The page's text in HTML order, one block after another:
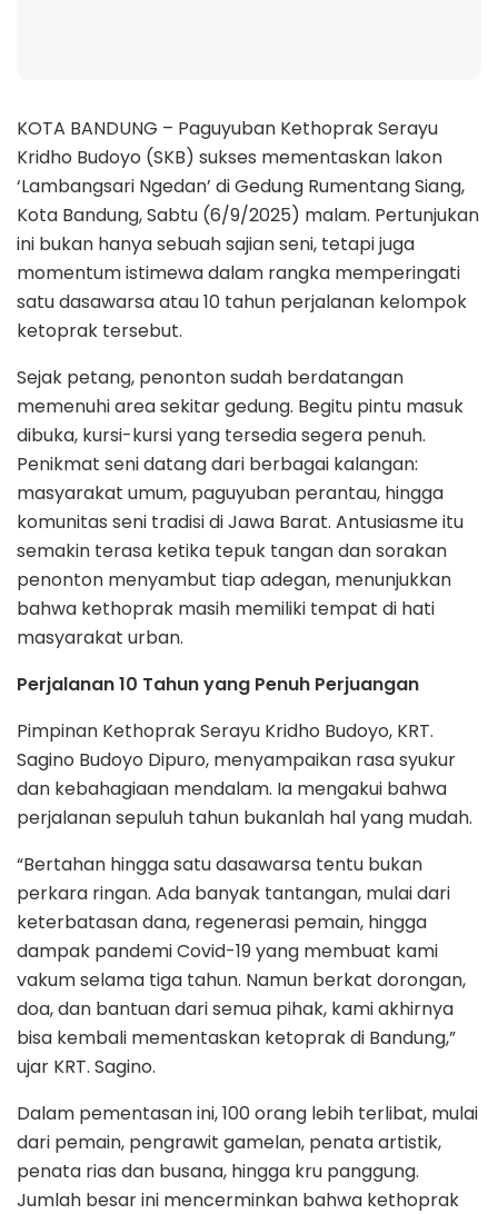
KOTA BANDUNG – Paguyuban Kethoprak Serayu
Kridho Budoyo (SKB) sukses mementaskan lakon
‘Lambangsari Ngedan’ di Gedung Rumentang Siang,
Kota Bandung, Sabtu (6/9/2025) malam. Pertunjukan
ini bukan hanya sebuah sajian seni, tetapi juga
momentum istimewa dalam rangka memperingati
satu dasawarsa atau 10 tahun perjalanan kelompok
ketoprak tersebut.
Sejak petang, penonton sudah berdatangan
memenuhi area sekitar gedung. Begitu pintu masuk
dibuka, kursi-kursi yang tersedia segera penuh.
Penikmat seni datang dari berbagai kalangan:
masyarakat umum, paguyuban perantau, hingga
komunitas seni tradisi di Jawa Barat. Antusiasme itu
semakin terasa ketika tepuk tangan dan sorakan
penonton menyambut tiap adegan, menunjukkan
bahwa kethoprak masih memiliki tempat di hati
masyarakat urban.
Perjalanan 10 Tahun yang Penuh Perjuangan
Pimpinan Kethoprak Serayu Kridho Budoyo, KRT.
Sagino Budoyo Dipuro, menyampaikan rasa syukur
dan kebahagiaan mendalam. Ia mengakui bahwa
perjalanan sepuluh tahun bukanlah hal yang mudah.
“Bertahan hingga satu dasawarsa tentu bukan
perkara ringan. Ada banyak tantangan, mulai dari
keterbatasan dana, regenerasi pemain, hingga
dampak pandemi Covid-19 yang membuat kami
vakum selama tiga tahun. Namun berkat dorongan,
doa, dan bantuan dari semua pihak, kami akhirnya
bisa kembali mementaskan ketoprak di Bandung,”
ujar KRT. Sagino.
Dalam pementasan ini, 100 orang lebih terlibat, mulai
dari pemain, pengrawit gamelan, penata artistik,
penata rias dan busana, hingga kru panggung.
Jumlah besar ini mencerminkan bahwa kethoprak